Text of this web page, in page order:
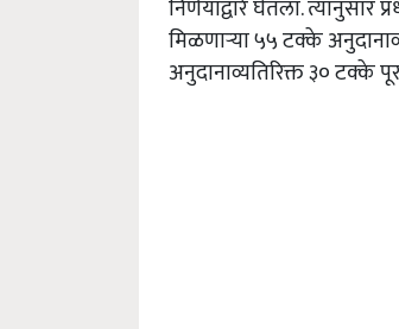
निर्णयाद्वारे घेतला.
मिळणाऱ्या ५५ टक्के
अनुदानाव्यतिरिक्त ३०